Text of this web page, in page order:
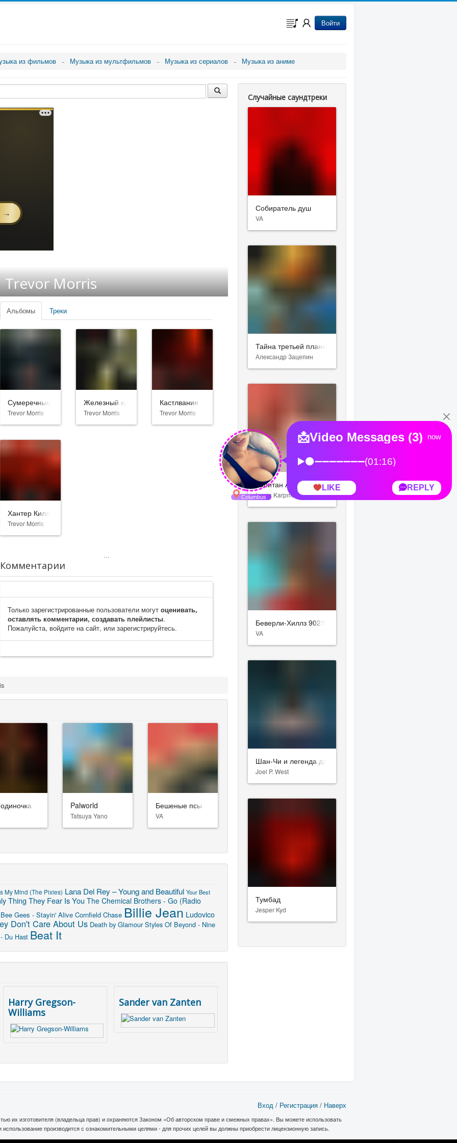
Войти
из фильмов Музыка из мультфильмов Музыка из сериалов Музыка из аниме
Trevor Morris
Альбомы Треки
Сумеречные охотники
Trevor Morris
Железный кулак
Trevor Morris
Кастлвания
Trevor Morris
Хантер Киллер
Trevor Morris
...
Комментарии
Только зарегистрированные пользователи могутоценивать,
оставлять комментарии, создавать плейлисты.
Пожалуйста, войдите на сайт, или зарегистрируйтесь.
Palworld
Tatsuya Yano
Бешеные псы
VA
My Mind (The Pixies) Lana Del Rey – Young and Beautiful Your Best
Thing They Fear Is You The Chemical Brothers - Go (Radio
Bee Gees - Stayin' Alive Cornfield Chase Billie Jean Ludovico
Don't Care About Us Death by Glamour Styles Of Beyond - Nine
Du Hast Beat It
Harry Gregson-
Williams
Sander van Zanten
Случайные саундтреки
Собиратель душ
VA
Тайна третьей планеты
Александр Зацепин
Капитан Америка: Новый мир
Laura Karpman
Беверли-Хиллз 90210
VA
Шан-Чи и легенда десяти колец
Joel P. West
Тумбад
Jesper Kyd
Вход / Регистрация / Наверх
их изготовителя (владельца прав) и охраняются Законом «Об авторском праве и смежных правах». Вы можете использовать
производится с ознакомительными целями - для прочих целей вы должны приобрести лицензионную запись.